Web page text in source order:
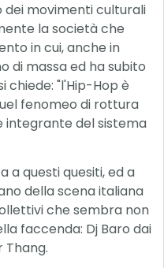
dei movimenti culturali
la società che
in cui, anche in
di massa ed ha subito
chiede: "l'Hip-Hop è
fenomeo di rottura
integrante del sistema
a questi quesiti, ed a
della scena italiana
che sembra non
faccenda: Dj Baro dai
Thang.